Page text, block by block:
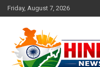
Skip
to
Friday, August 7, 2026